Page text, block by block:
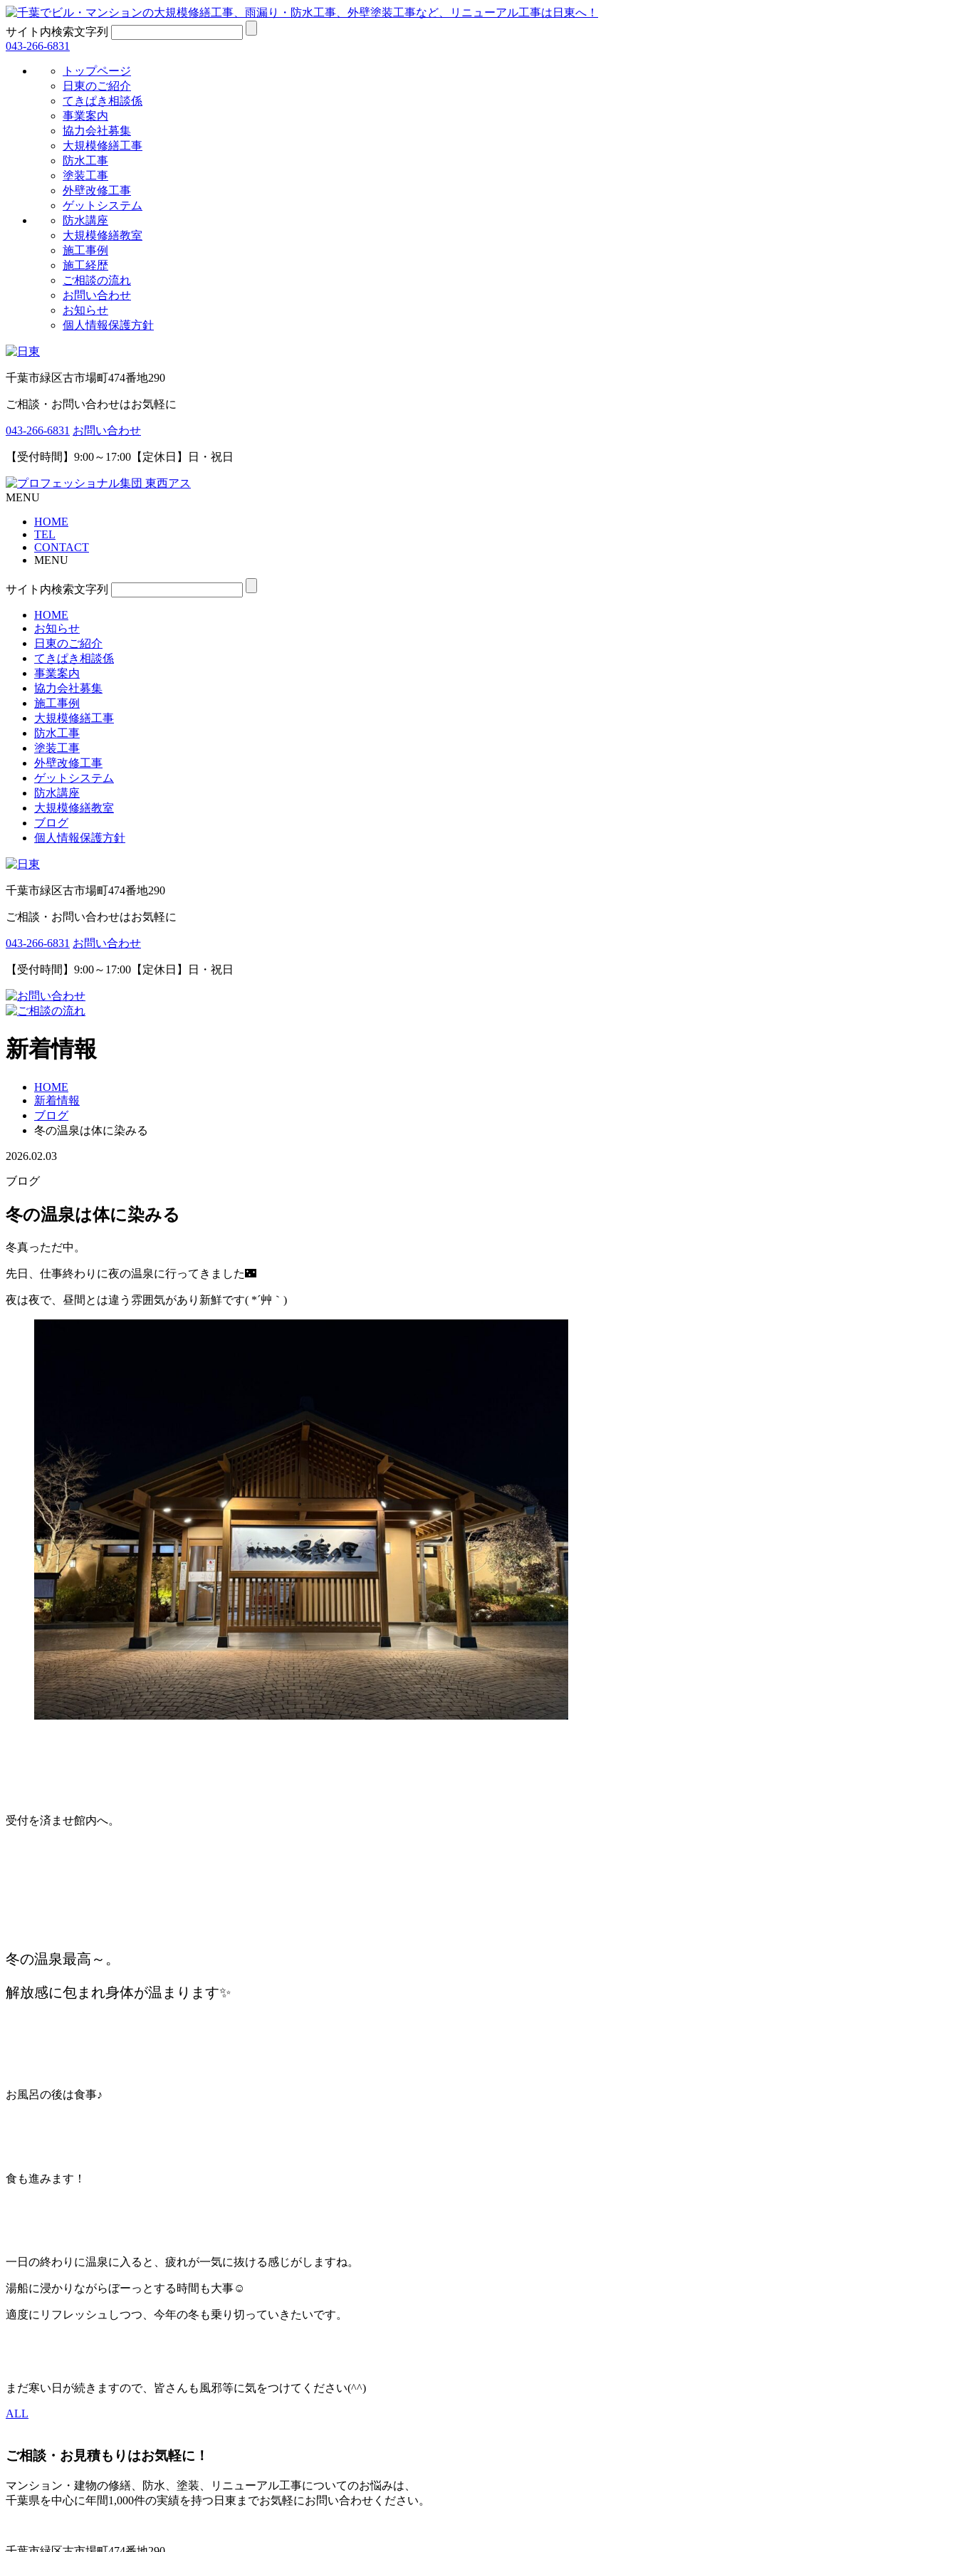
サイト内検索文字列
043-266-6831
トップページ
日東のご紹介
てきぱき相談係
事業案内
協力会社募集
大規模修繕工事
防水工事
塗装工事
外壁改修工事
ゲットシステム
防水講座
大規模修繕教室
施工事例
施工経歴
ご相談の流れ
お問い合わせ
お知らせ
個人情報保護方針
千葉市緑区古市場町474番地290
ご相談・お問い合わせはお気軽に
043-266-6831 お問い合わせ
【受付時間】9:00～17:00【定休日】日・祝日
MENU
HOME
TEL
CONTACT
MENU
サイト内検索文字列
HOME
お知らせ
日東のご紹介
てきぱき相談係
事業案内
協力会社募集
施工事例
大規模修繕工事
防水工事
塗装工事
外壁改修工事
ゲットシステム
防水講座
大規模修繕教室
ブログ
個人情報保護方針
千葉市緑区古市場町474番地290
ご相談・お問い合わせはお気軽に
043-266-6831 お問い合わせ
【受付時間】9:00～17:00【定休日】日・祝日
新着情報
HOME
新着情報
ブログ
冬の温泉は体に染みる
2026.02.03
ブログ
冬の温泉は体に染みる
冬真っただ中。
先日、仕事終わりに夜の温泉に行ってきました🌃
夜は夜で、昼間とは違う雰囲気があり新鮮です( *´艸｀)
受付を済ませ館内へ。
冬の温泉最高～。
解放感に包まれ身体が温まります✨
お風呂の後は食事♪
食も進みます！
一日の終わりに温泉に入ると、疲れが一気に抜ける感じがしますね。
湯船に浸かりながらぼーっとする時間も大事☺
適度にリフレッシュしつつ、今年の冬も乗り切っていきたいです。
まだ寒い日が続きますので、皆さんも風邪等に気をつけてください(^^)
ALL
ご相談・お見積もりはお気軽に！
マンション・建物の修繕、防水、塗装、リニューアル工事についてのお悩みは、
千葉県を中心に年間1,000件の実績を持つ日東までお気軽にお問い合わせください。